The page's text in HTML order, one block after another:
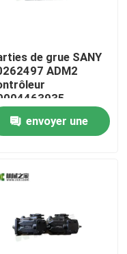
de grue SANY
ADM2
Benz
envoyer une